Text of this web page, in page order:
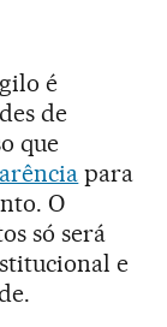
é
de
que
para
O
só será
e